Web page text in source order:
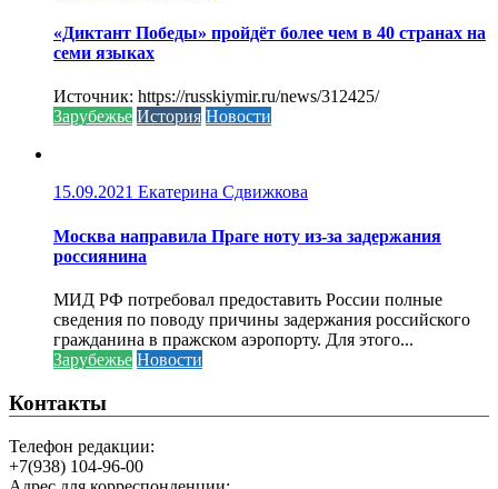
«Диктант Победы» пройдёт более чем в 40 странах на
семи языках
Источник: https://russkiymir.ru/news/312425/
Зарубежье История Новости
15.09.2021 Екатерина Сдвижкова
Москва направила Праге ноту из-за задержания
россиянина
МИД РФ потребовал предоставить России полные
сведения по поводу причины задержания российского
гражданина в пражском аэропорту. Для этого...
Зарубежье Новости
Контакты
Телефон редакции:
+7(938) 104-96-00